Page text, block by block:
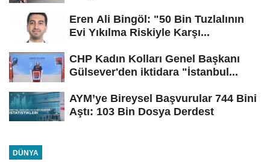
Eren Ali Bingöl: "50 Bin Tuzlalının
Evi Yıkılma Riskiyle Karşı...
CHP Kadın Kolları Genel Başkanı
Gülsever'den iktidara "İstanbul...
AYM’ye Bireysel Başvurular 744 Bini
Aştı: 103 Bin Dosya Derdest
DÜNYA